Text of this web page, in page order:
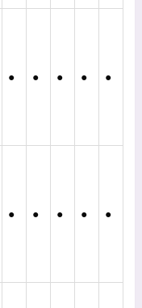
● ● ● ● ●
● ● ● ● ●